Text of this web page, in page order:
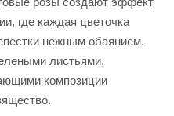
где каждая цветочка
нежным обаянием.
листьями,
композиции